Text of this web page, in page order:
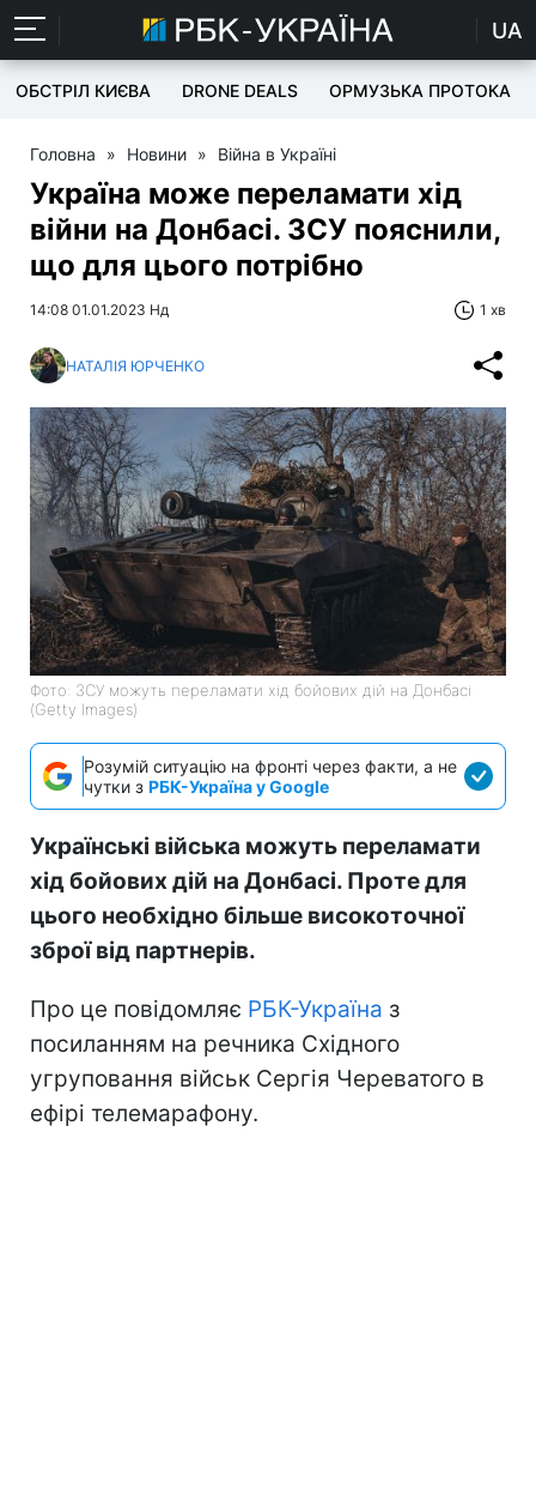
UA
ОБСТРІЛ КИЄВА DRONE DEALS ОРМУЗЬКА ПРОТОКА
Головна » Новини » Війна в Україні
Україна може переламати хід
війни на Донбасі. ЗСУ пояснили,
що для цього потрібно
14:08 01.01.2023 Нд 1 хв
НАТАЛІЯ ЮРЧЕНКО
Фото: ЗСУ можуть переламати хід бойових дій на Донбасі
(Getty Images)
Розумій ситуацію на фронті через факти, а не
чутки з РБК-Україна у Google
Українські війська можуть переламати
хід бойових дій на Донбасі. Проте для
цього необхідно більше високоточної
зброї від партнерів.
Про це повідомляє РБК-Україна з
посиланням на речника Східного
угруповання військ Сергія Череватого в
ефірі телемарафону.